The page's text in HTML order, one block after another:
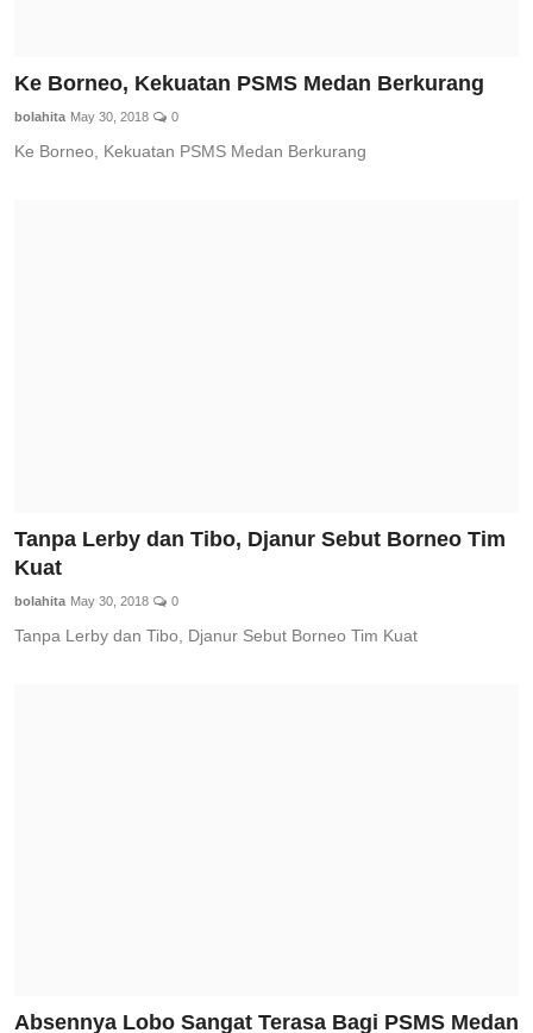
Ke Borneo, Kekuatan PSMS Medan Berkurang
bolahita May 30, 2018 0
Ke Borneo, Kekuatan PSMS Medan Berkurang
Tanpa Lerby dan Tibo, Djanur Sebut Borneo Tim
Kuat
bolahita May 30, 2018 0
Tanpa Lerby dan Tibo, Djanur Sebut Borneo Tim Kuat
Absennya Lobo Sangat Terasa Bagi PSMS Medan